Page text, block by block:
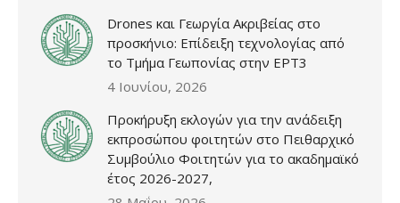
Drones και Γεωργία Ακριβείας στο
προσκήνιο: Επίδειξη τεχνολογίας από
το Τμήμα Γεωπονίας στην ΕΡΤ3
4 Ιουνίου, 2026
Προκήρυξη εκλογών για την ανάδειξη
εκπροσώπου φοιτητών στο Πειθαρχικό
Συμβούλιο Φοιτητών για το ακαδημαϊκό
έτος 2026-2027,